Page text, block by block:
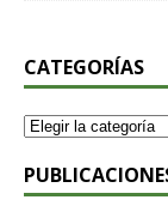
CATEGORÍAS